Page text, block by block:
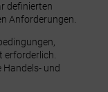
definierten
Anforderungen.
und